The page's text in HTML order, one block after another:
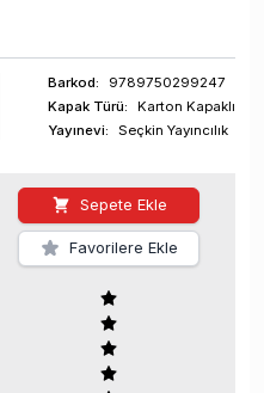
Barkod:
9789750299247
Kapak Türü:
Karton Kapaklı
Yayınevi:
Seçkin Yayıncılık
Sepete Ekle
Favorilere Ekle